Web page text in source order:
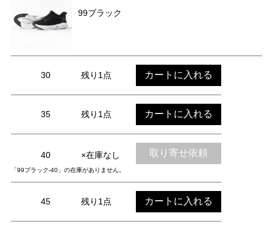
99ブラック
30 残り1点 カートに入れる
35 残り1点 カートに入れる
40 ×在庫なし 取り寄せ依頼
「99ブラック-40」の在庫がありません。
45 残り1点 カートに入れる